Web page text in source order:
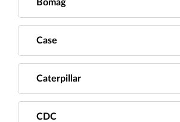
Bomag
Case
Caterpillar
CDC